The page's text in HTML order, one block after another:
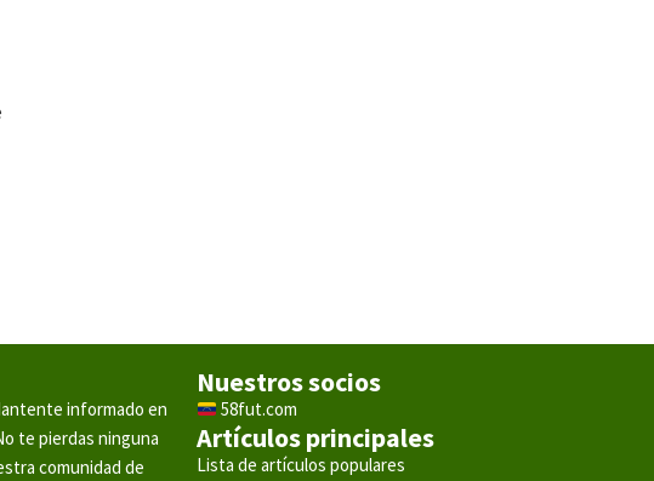
informado en
te pierdas ninguna
comunidad de
Nuestros socios
58fut.com
Artículos principales
Lista de artículos populares